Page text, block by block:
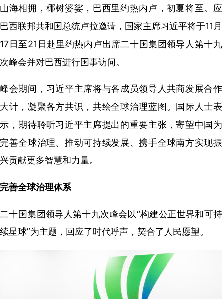
山海相拥，椰树婆娑，巴西里约热内卢，初夏将至。应
巴西联邦共和国总统卢拉邀请，国家主席习近平将于11月
17日至21日赴里约热内卢出席二十国集团领导人第十九
次峰会并对巴西进行国事访问。
峰会期间，习近平主席将与各成员领导人共商发展合作
大计，凝聚各方共识，共绘全球治理蓝图。国际人士表
示，期待聆听习近平主席提出的重要主张，寄望中国为
完善全球治理、推动可持续发展、携手全球南方实现振
兴贡献更多智慧和力量。
完善全球治理体系
二十国集团领导人第十九次峰会以“构建公正世界和可持
续星球”为主题，回应了时代呼声，契合了人民愿望。